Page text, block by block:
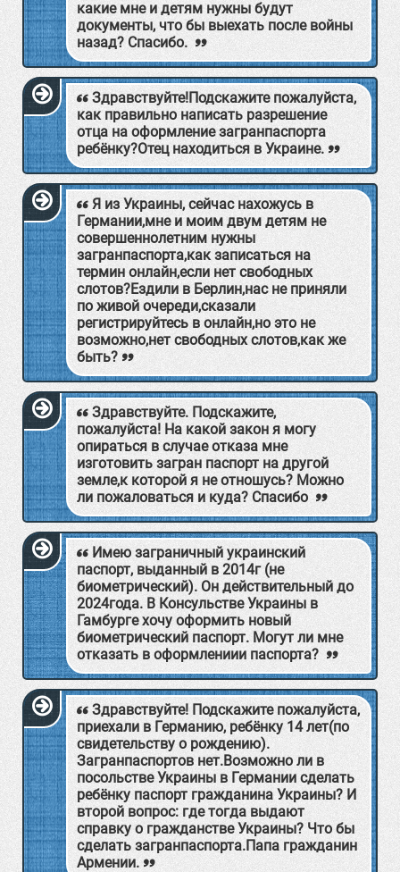
какие мне и детям нужны будут
документы, что бы выехать после войны
назад? Спасибо.
Здравствуйте!Подскажите пожалуйста,
как правильно написать разрешение
отца на оформление загранпаспорта
ребёнку?Отец находиться в Украине.
Я из Украины, сейчас нахожусь в
Германии,мне и моим двум детям не
совершеннолетним нужны
загранпаспорта,как записаться на
термин онлайн,если нет свободных
слотов?Ездили в Берлин,нас не приняли
по живой очереди,сказали
регистрируйтесь в онлайн,но это не
возможно,нет свободных слотов,как же
быть?
Здравствуйте. Подскажите,
пожалуйста! На какой закон я могу
опираться в случае отказа мне
изготовить загран паспорт на другой
земле,к которой я не отношусь? Можно
ли пожаловаться и куда? Спасибо
Имею заграничный украинский
паспорт, выданный в 2014г (не
биометрический). Он действительный до
2024года. В Консульстве Украины в
Гамбурге хочу оформить новый
биометрический паспорт. Могут ли мне
отказать в оформлениии паспорта?
Здравствуйте! Подскажите пожалуйста,
приехали в Германию, ребёнку 14 лет(по
свидетельству о рождению).
Загранпаспортов нет.Возможно ли в
посольстве Украины в Германии сделать
ребёнку паспорт гражданина Украины? И
второй вопрос: где тогда выдают
справку о гражданстве Украины? Что бы
сделать загранпаспорта.Папа гражданин
Армении.